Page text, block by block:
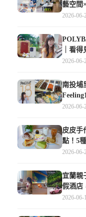
藝空間
2026-06-
｜看
2026-06-
南投埔
樣逛
2026-06-
皮皮手
點！5
的台北
2026-06-
宜蘭親
假酒店
俱樂部
2026-06-